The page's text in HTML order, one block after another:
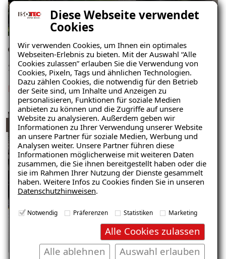
Diese Webseite verwendet
Cookies
Wir verwenden Cookies, um Ihnen ein optimales
Webseiten-Erlebnis zu bieten. Mit der Auswahl “Alle
Cookies zulassen” erlauben Sie die Verwendung von
Cookies, Pixeln, Tags und ähnlichen Technologien.
Dazu zählen Cookies, die notwendig für den Betrieb
der Seite sind, um Inhalte und Anzeigen zu
personalisieren, Funktionen für soziale Medien
anbieten zu können und die Zugriffe auf unsere
Website zu analysieren. Außerdem geben wir
Informationen zu Ihrer Verwendung unserer Website
an unsere Partner für soziale Medien, Werbung und
Analysen weiter. Unsere Partner führen diese
Informationen möglicherweise mit weiteren Daten
zusammen, die Sie ihnen bereitgestellt haben oder die
sie im Rahmen Ihrer Nutzung der Dienste gesammelt
haben. Weitere Infos zu Cookies finden Sie in unseren
Datenschutzhinweisen.
Notwendig Präferenzen Statistiken Marketing
Alle Cookies zulassen
Auswahl erlauben
Alle ablehnen
Einfamilienhaus, Cadenberge
Schaden: nasser Keller, muffiger Geruch
Projekt ansehen
ISOTEC-Sockelabdichtung